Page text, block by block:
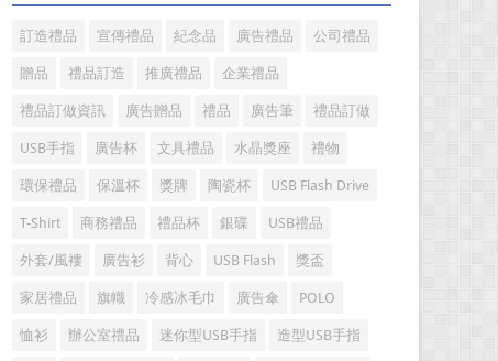
天，禮品紅小編給大家分享一些陶瓷盃選購需要注意的問
題。 陶瓷...
訂造禮品 宣傳禮品 紀念品 廣告禮品 公司禮品
贈品 禮品訂造 推廣禮品 企業禮品
禮品訂做資訊 廣告贈品 禮品 廣告筆 禮品訂做
USB手指 廣告杯 文具禮品 水晶獎座 禮物
環保禮品 保溫杯 獎牌 陶瓷杯 USB Flash Drive
T-Shirt 商務禮品 禮品杯 銀碟 USB禮品
外套/風褸 廣告衫 背心 USB Flash 獎盃
家居禮品 旗幟 冷感冰毛巾 廣告傘 POLO
恤衫 辦公室禮品 迷你型USB手指 造型USB手指